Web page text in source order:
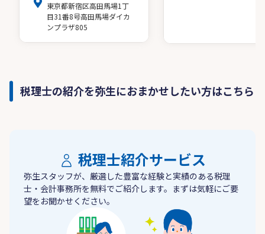
東京都新宿区高田馬場1丁
目31番8号高田馬場ダイカ
ンプラザ805
税理士の紹介を弥生におまかせしたい方はこちら
税理士紹介サービス
弥生スタッフが、厳選した豊富な経験と実績のある税理
士・会計事務所を無料でご紹介します。まずは気軽にご要
望をお聞かせください。